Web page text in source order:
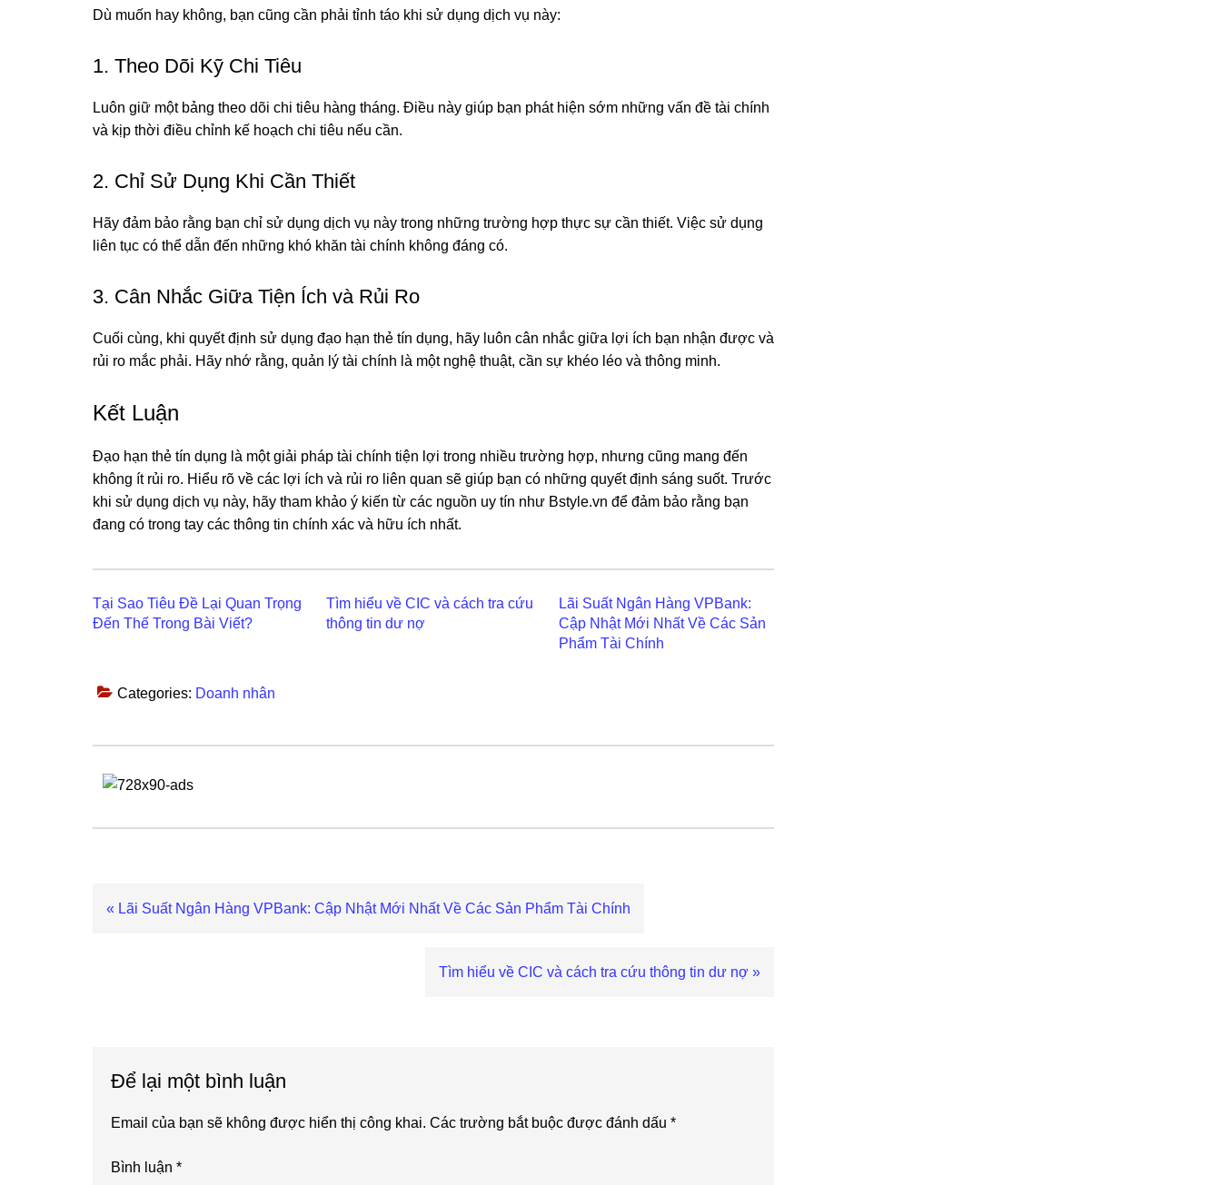
Dù muốn hay không, bạn cũng cần phải tỉnh táo khi sử dụng dịch vụ này:
1. Theo Dõi Kỹ Chi Tiêu
Luôn giữ một bảng theo dõi chi tiêu hàng tháng. Điều này giúp bạn phát hiện sớm những vấn đề tài chính
và kịp thời điều chỉnh kế hoạch chi tiêu nếu cần.
2. Chỉ Sử Dụng Khi Cần Thiết
Hãy đảm bảo rằng bạn chỉ sử dụng dịch vụ này trong những trường hợp thực sự cần thiết. Việc sử dụng
liên tục có thể dẫn đến những khó khăn tài chính không đáng có.
3. Cân Nhắc Giữa Tiện Ích và Rủi Ro
Cuối cùng, khi quyết định sử dụng đạo hạn thẻ tín dụng, hãy luôn cân nhắc giữa lợi ích bạn nhận được và
rủi ro mắc phải. Hãy nhớ rằng, quản lý tài chính là một nghệ thuật, cần sự khéo léo và thông minh.
Kết Luận
Đạo hạn thẻ tín dụng là một giải pháp tài chính tiện lợi trong nhiều trường hợp, nhưng cũng mang đến
không ít rủi ro. Hiểu rõ về các lợi ích và rủi ro liên quan sẽ giúp bạn có những quyết định sáng suốt. Trước
khi sử dụng dịch vụ này, hãy tham khảo ý kiến từ các nguồn uy tín như Bstyle.vn để đảm bảo rằng bạn
đang có trong tay các thông tin chính xác và hữu ích nhất.
Tại Sao Tiêu Đề Lại Quan Trọng
Đến Thế Trong Bài Viết?
Tìm hiểu về CIC và cách tra cứu
thông tin dư nợ
Lãi Suất Ngân Hàng VPBank:
Cập Nhật Mới Nhất Về Các Sản
Phẩm Tài Chính
Categories: Doanh nhân
Previous
« Lãi Suất Ngân Hàng VPBank: Cập Nhật Mới Nhất Về Các Sản Phẩm Tài Chính
Next
Tìm hiểu về CIC và cách tra cứu thông tin dư nợ »
Để lại một bình luận
Email của bạn sẽ không được hiển thị công khai. Các trường bắt buộc được đánh dấu *
Bình luận *